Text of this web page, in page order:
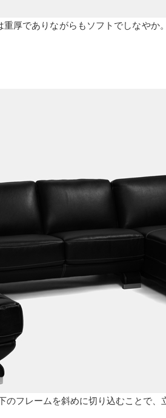
厚でありながらもソフトでしなやか
フレームを斜めに切り込むことで、